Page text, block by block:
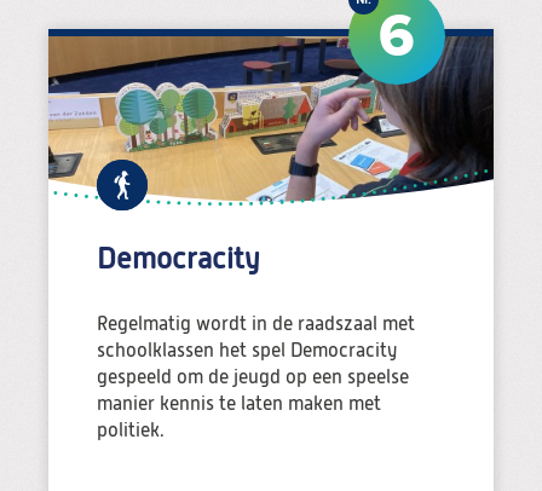
Zoeken:
Zoeken
6
Democracity
Regelmatig wordt in de raadszaal met
schoolklassen het spel Democracity
gespeeld om de jeugd op een speelse
manier kennis te laten maken met
politiek.